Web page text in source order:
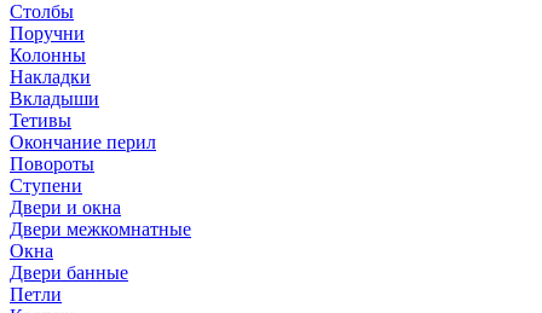
Столбы
Поручни
Колонны
Накладки
Вкладыши
Тетивы
Окончание перил
Повороты
Ступени
Двери и окна
Двери межкомнатные
Окна
Двери банные
Петли